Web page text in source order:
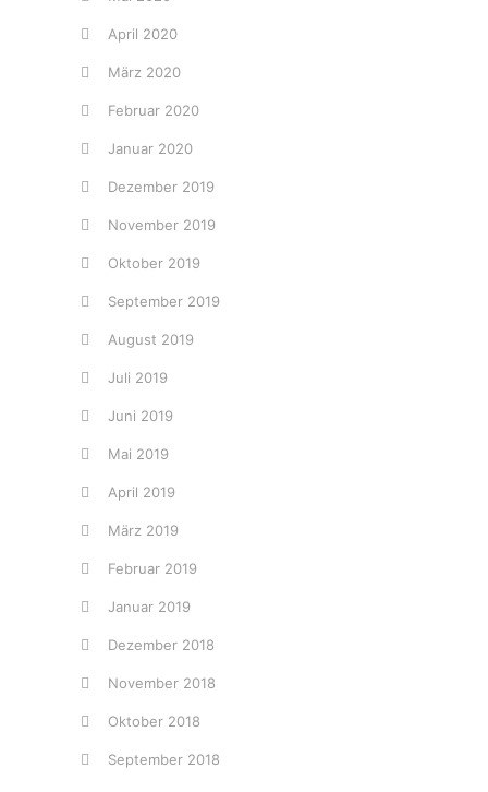
April 2020
März 2020
Februar 2020
Januar 2020
Dezember 2019
November 2019
Oktober 2019
September 2019
August 2019
Juli 2019
Juni 2019
Mai 2019
April 2019
März 2019
Februar 2019
Januar 2019
Dezember 2018
November 2018
Oktober 2018
September 2018